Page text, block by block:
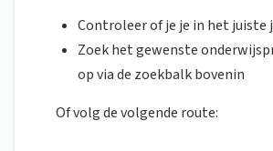
Controleer of je je in het juiste
Zoek het gewenste
op via de zoekbalk bovenin
Of volg de volgende route: